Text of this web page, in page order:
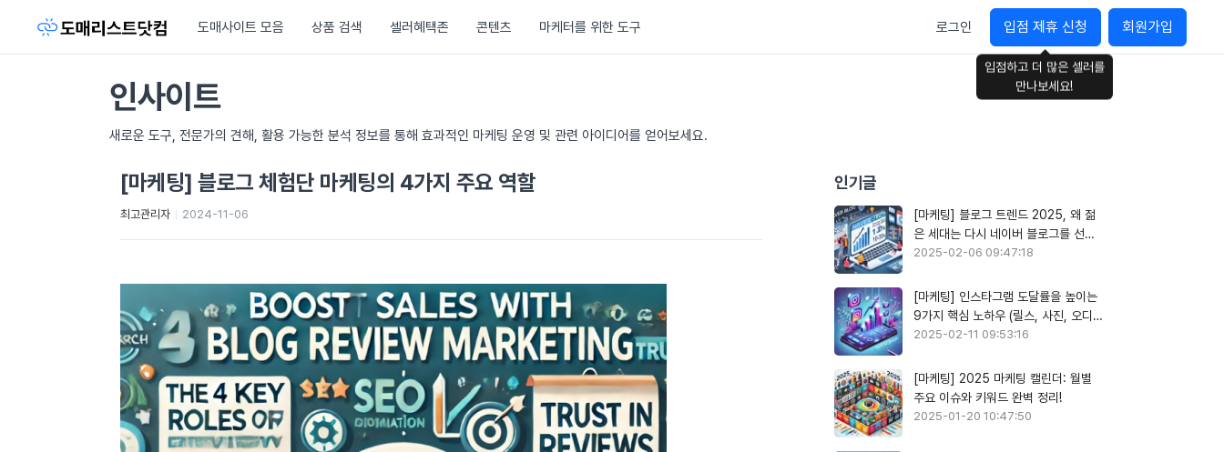
도매사이트 모음 상품 검색 셀러혜택존 콘텐츠 마케터를 위한 도구 로그인 입점 제휴 신청
입점하고 더 많은 셀러를
만나보세요!
회원가입
인사이트
새로운 도구, 전문가의 견해, 활용 가능한 분석 정보를 통해 효과적인 마케팅 운영 및 관련 아이디어를 얻어보세요.
[마케팅] 블로그 체험단 마케팅의 4가지 주요 역할
최고관리자 2024-11-06
인기글
[마케팅] 블로그 트렌드 2025, 왜 젊
은 세대는 다시 네이버 블로그를 선택
할까?
2025-02-06 09:47:18
[마케팅] 인스타그램 도달률을 높이는
9가지 핵심 노하우 (릴스, 사진, 오디오
활용)
2025-02-11 09:53:16
[마케팅] 2025 마케팅 캘린더: 월별
주요 이슈와 키워드 완벽 정리!
2025-01-20 10:47:50